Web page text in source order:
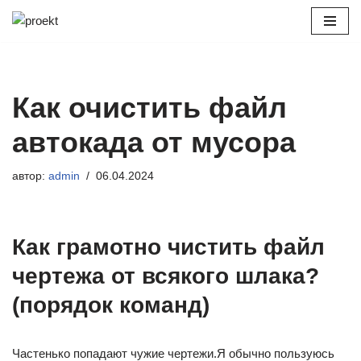
Как очистить файл
автокада от мусора
автор: admin 06.04.2024
Как грамотно чистить файл
чертежа от всякого шлака?
(порядок команд)
Частенько попадают чужие чертежи.Я обычно пользуюсь